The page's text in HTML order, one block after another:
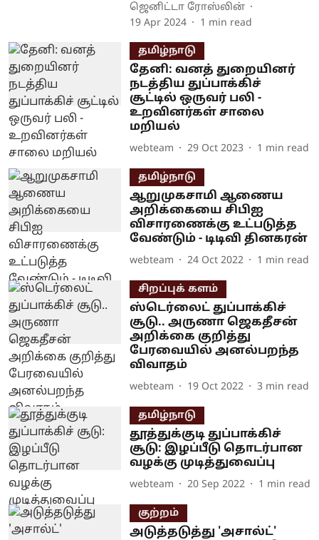
ஜெனிட்டா ரோஸ்லின்
19 Apr 2024
1 min read
தமிழ்நாடு
தேனி: வனத் துறையினர்
நடத்திய துப்பாக்கிச்
சூட்டில் ஒருவர் பலி -
உறவினர்கள் சாலை
மறியல்
webteam 29 Oct 2023 1 min read
தமிழ்நாடு
ஆறுமுகசாமி ஆணைய
அறிக்கையை சிபிஐ
விசாரணைக்கு உட்படுத்த
வேண்டும் - டிடிவி தினகரன்
webteam 24 Oct 2022 1 min read
சிறப்புக் களம்
ஸ்டெர்லைட் துப்பாக்கிச்
சூடு.. அருணா ஜெகதீசன்
அறிக்கை குறித்து
பேரவையில் அனல்பறந்த
விவாதம்
webteam 19 Oct 2022 3 min read
தமிழ்நாடு
தூத்துக்குடி துப்பாக்கிச்
சூடு: இழப்பீடு தொடர்பான
வழக்கு முடித்துவைப்பு
webteam 20 Sep 2022 1 min read
குற்றம்
அடுத்தடுத்து 'அசால்ட்'